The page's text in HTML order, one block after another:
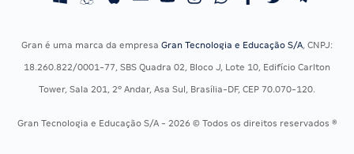
Concursos Saúde
Residência Multiprofissional
Gran é uma marca da empresa Gran Tecnologia e Educação S/A, CNPJ:
18.260.822/0001-77, SBS Quadra 02, Bloco J, Lote 10, Edifício Carlton
Tower, Sala 201, 2º Andar, Asa Sul, Brasília-DF, CEP 70.070-120.
Gran Tecnologia e Educação S/A - 2026 © Todos os direitos reservados ®